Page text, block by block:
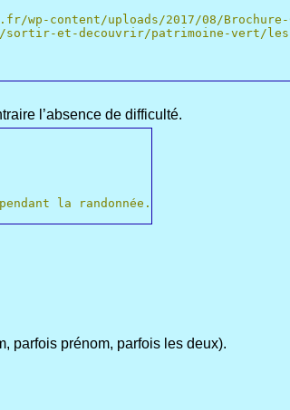
content/uploads/2017/08/Brochure-
et-decouvrir/patrimoine-vert/
l’absence de difficulté.
la randonnée.
parfois prénom, parfois les deux).